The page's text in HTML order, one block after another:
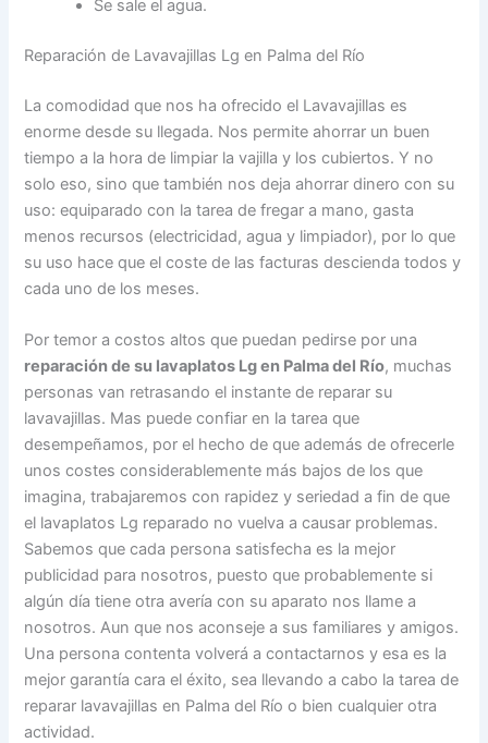
Se sale el agua.
Reparación de Lavavajillas Lg en Palma del Río
La comodidad que nos ha ofrecido el Lavavajillas es
enorme desde su llegada. Nos permite ahorrar un buen
tiempo a la hora de limpiar la vajilla y los cubiertos. Y no
solo eso, sino que también nos deja ahorrar dinero con su
uso: equiparado con la tarea de fregar a mano, gasta
menos recursos (electricidad, agua y limpiador), por lo que
su uso hace que el coste de las facturas descienda todos y
cada uno de los meses.
Por temor a costos altos que puedan pedirse por una
reparación de su lavaplatos Lg en Palma del Río, muchas
personas van retrasando el instante de reparar su
lavavajillas. Mas puede confiar en la tarea que
desempeñamos, por el hecho de que además de ofrecerle
unos costes considerablemente más bajos de los que
imagina, trabajaremos con rapidez y seriedad a fin de que
el lavaplatos Lg reparado no vuelva a causar problemas.
Sabemos que cada persona satisfecha es la mejor
publicidad para nosotros, puesto que probablemente si
algún día tiene otra avería con su aparato nos llame a
nosotros. Aun que nos aconseje a sus familiares y amigos.
Una persona contenta volverá a contactarnos y esa es la
mejor garantía cara el éxito, sea llevando a cabo la tarea de
reparar lavavajillas en Palma del Río o bien cualquier otra
actividad.